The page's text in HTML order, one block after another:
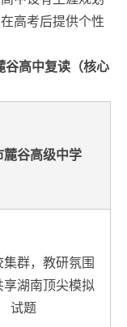
高考后提供个性
谷高中复读（核心
麓谷高级中学
群，教研氛围
享湖南顶尖模拟
试题